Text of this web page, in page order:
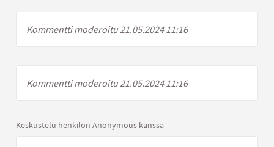
Kommentti moderoitu 21.05.2024 11:16
Kommentti moderoitu 21.05.2024 11:16
Keskustelu henkilön Anonymous kanssa